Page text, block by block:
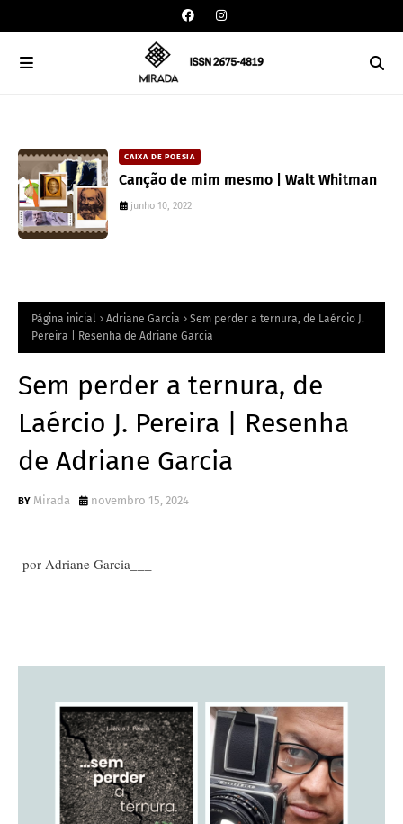
CAIXA DE POESIA
Canção de mim mesmo | Walt Whitman
junho 10, 2022
Página inicial Adriane Garcia
Sem perder a ternura, de Laércio J.
Pereira | Resenha de Adriane Garcia
Sem perder a ternura, de
Laércio J. Pereira | Resenha
de Adriane Garcia
Mirada novembro 15, 2024
por Adriane Garcia___